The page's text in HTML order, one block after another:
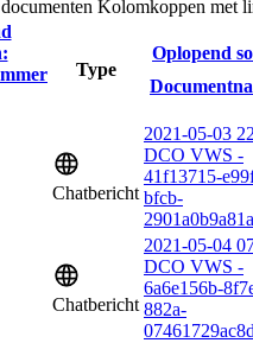
Kolomkoppen met
Type
Oplopend
Chatbericht
2021-05-03
DCO VWS -
41f13715-
bfcb-
Chatbericht
2021-05-04
DCO VWS -
6a6e156b-
882a-